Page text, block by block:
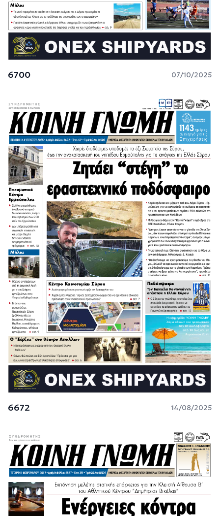
6700 07/10/2025
6672 14/08/2025